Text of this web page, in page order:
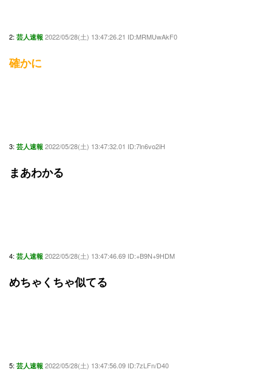
2: 芸人速報 2022/05/28(土) 13:47:26.21 ID:MRMUwAkF0
確かに
3: 芸人速報 2022/05/28(土) 13:47:32.01 ID:7ln6vo2iH
まあわかる
4: 芸人速報 2022/05/28(土) 13:47:46.69 ID:+B9N+9HDM
めちゃくちゃ似てる
5: 芸人速報 2022/05/28(土) 13:47:56.09 ID:7zLFn/D40